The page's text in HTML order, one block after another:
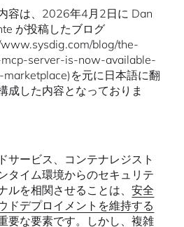
容は、2026年4月2日に Dan
が投稿したブログ
blog/the-
server-is-now-available-
を元に日本語に翻
成した内容となっておりま
サービス、コンテナレジスト
タイム環境からのセキュリテ
ルを相関させることは、安全
ドデプロイメントを維持する
要な要素です。しかし、複雑